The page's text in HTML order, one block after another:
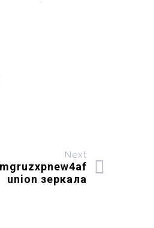
Next
union зеркала